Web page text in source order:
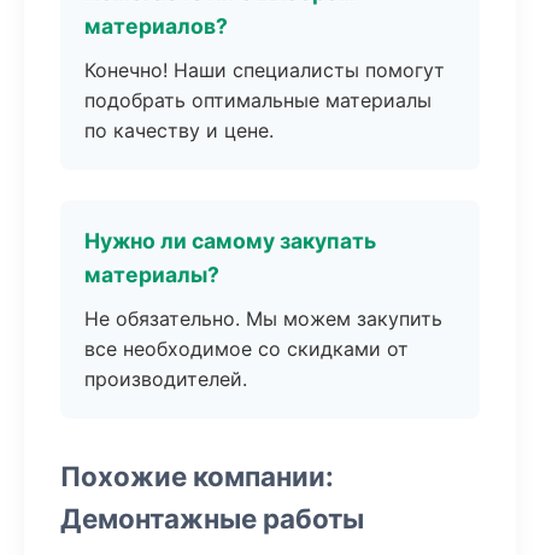
материалов?
Конечно! Наши специалисты помогут
подобрать оптимальные материалы
по качеству и цене.
Нужно ли самому закупать
материалы?
Не обязательно. Мы можем закупить
все необходимое со скидками от
производителей.
Похожие компании:
Демонтажные работы